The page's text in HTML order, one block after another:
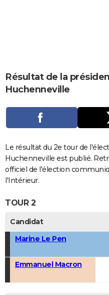
CARTE DE VOEUX
Carte de Noël
Carte Bonne année
Carte Saint-Valentin
Carte Pâques
Carte d'anniversaire
DICTIONNAIRE
Dictionnaire
Biographies
Expressions
Proverbes
PROGRAMME TV
S'inscrire
Se connecter
Lycées
Collèges
Primaires
Universités
Entreprises
Service militaire
Avis de recherche
AVIS DE DÉCÈS
Résultat de la
Huchenneville
Le résultat du 2e tour de
Huchenneville est publié.
officiel de l'élection
l'Intérieur.
TOUR 2
Candidat
Marine Le Pen
Emmanuel Macron